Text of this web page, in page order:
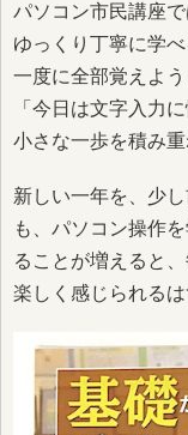
パソコン市民講座
ゆっくり丁寧に学
一度に全部覚えよ
「今日は文字入力
小さな一歩を積み
新しい一年を、少
も、パソコン操作
ることが増えると
楽しく感じられるは